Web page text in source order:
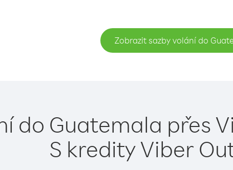
Zobrazit sazby volání do
do Guatemala přes
S kredity Viber